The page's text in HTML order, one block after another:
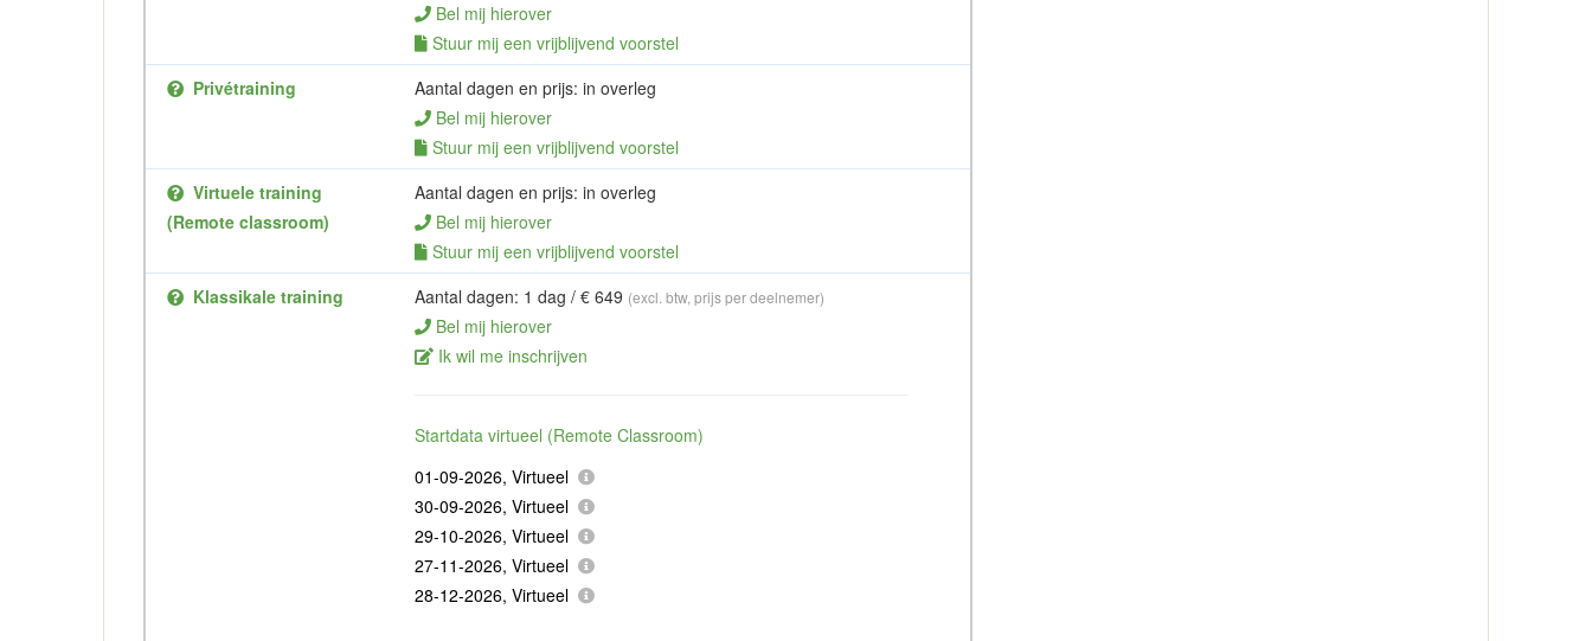
Bel mij hierover
Stuur mij een vrijblijvend voorstel
Privétraining
Aantal dagen en prijs: in overleg
Bel mij hierover
Stuur mij een vrijblijvend voorstel
Virtuele training
(Remote classroom)
Aantal dagen en prijs: in overleg
Bel mij hierover
Stuur mij een vrijblijvend voorstel
Klassikale training
Aantal dagen: 1 dag / € 649 (excl. btw, prijs per deelnemer)
Bel mij hierover
Ik wil me inschrijven
Startdata virtueel (Remote Classroom)
01-09-2026, Virtueel
30-09-2026, Virtueel
29-10-2026, Virtueel
27-11-2026, Virtueel
28-12-2026, Virtueel